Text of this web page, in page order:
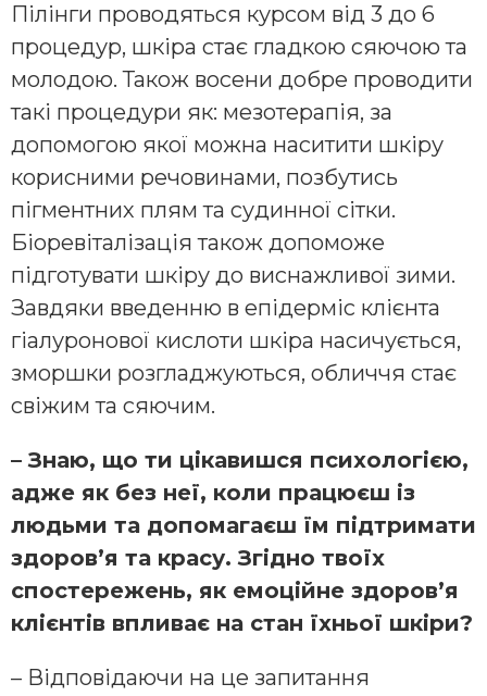
Пілінги проводяться курсом від 3 до 6
процедур, шкіра стає гладкою сяючою та
молодою. Також восени добре проводити
такі процедури як: мезотерапія, за
допомогою якої можна наситити шкіру
корисними речовинами, позбутись
пігментних плям та судинної сітки.
Біоревіталізація також допоможе
підготувати шкіру до виснажливої зими.
Завдяки введенню в епідерміс клієнта
гіалуронової кислоти шкіра насичується,
зморшки розгладжуються, обличчя стає
свіжим та сяючим.
– Знаю, що ти цікавишся психологією,
адже як без неї, коли працюєш із
людьми та допомагаєш їм підтримати
здоров’я та красу. Згідно твоїх
спостережень, як емоційне здоров’я
клієнтів впливає на стан їхньої шкіри?
– Відповідаючи на це запитання